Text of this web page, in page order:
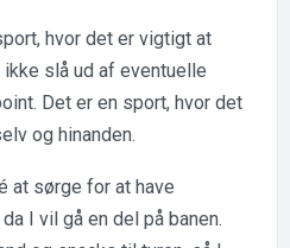
hvor det er vigtigt at
slå ud af eventuelle
Det er en sport, hvor det
og hinanden.
at sørge for at have
I vil gå en del på banen.